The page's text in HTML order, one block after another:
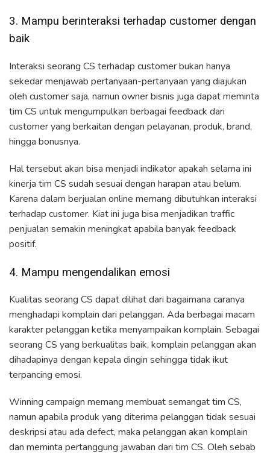
3. Mampu berinteraksi terhadap customer dengan
baik
Interaksi seorang CS terhadap customer bukan hanya
sekedar menjawab pertanyaan-pertanyaan yang diajukan
oleh customer saja, namun owner bisnis juga dapat meminta
tim CS untuk mengumpulkan berbagai feedback dari
customer yang berkaitan dengan pelayanan, produk, brand,
hingga bonusnya.
Hal tersebut akan bisa menjadi indikator apakah selama ini
kinerja tim CS sudah sesuai dengan harapan atau belum.
Karena dalam berjualan online memang dibutuhkan interaksi
terhadap customer. Kiat ini juga bisa menjadikan traffic
penjualan semakin meningkat apabila banyak feedback
positif.
4. Mampu mengendalikan emosi
Kualitas seorang CS dapat dilihat dari bagaimana caranya
menghadapi komplain dari pelanggan. Ada berbagai macam
karakter pelanggan ketika menyampaikan komplain. Sebagai
seorang CS yang berkualitas baik, komplain pelanggan akan
dihadapinya dengan kepala dingin sehingga tidak ikut
terpancing emosi.
Winning campaign memang membuat semangat tim CS,
namun apabila produk yang diterima pelanggan tidak sesuai
deskripsi atau ada defect, maka pelanggan akan komplain
dan meminta pertanggung jawaban dari tim CS. Oleh sebab